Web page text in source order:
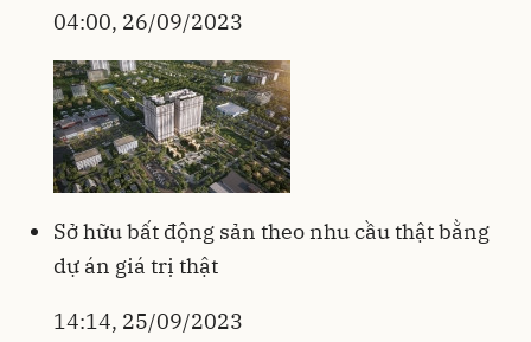
04:00, 26/09/2023
Sở hữu bất động sản theo nhu cầu thật bằng
dự án giá trị thật
14:14, 25/09/2023